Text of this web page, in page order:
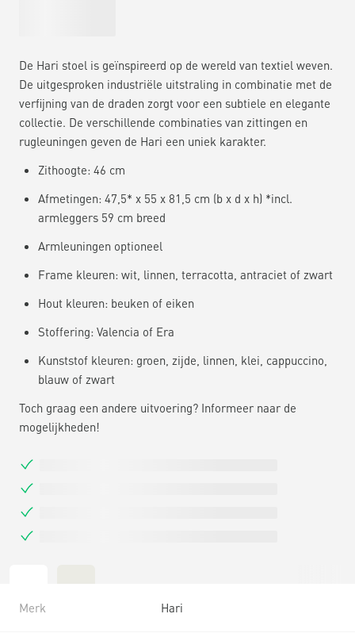
De Hari stoel is geïnspireerd op de wereld van textiel weven.
De uitgesproken industriële uitstraling in combinatie met de
verfijning van de draden zorgt voor een subtiele en elegante
collectie. De verschillende combinaties van zittingen en
rugleuningen geven de Hari een uniek karakter.
Zithoogte: 46 cm
Afmetingen: 47,5* x 55 x 81,5 cm (b x d x h) *incl.
armleggers 59 cm breed
Armleuningen optioneel
Frame kleuren: wit, linnen, terracotta, antraciet of zwart
Hout kleuren: beuken of eiken
Stoffering: Valencia of Era
Kunststof kleuren: groen, zijde, linnen, klei, cappuccino,
blauw of zwart
Toch graag een andere uitvoering? Informeer naar de
mogelijkheden!
Merk Hari